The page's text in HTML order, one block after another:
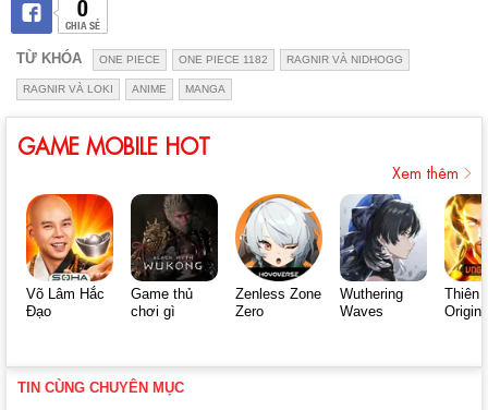
0
CHIA SẺ
TỪ KHÓA ONE PIECE ONE PIECE 1182 RAGNIR VÀ NIDHOGG
RAGNIR VÀ LOKI ANIME MANGA
GAME MOBILE HOT
Xem thêm
Võ Lâm Hắc
Đạo
Game thủ
chơi gì
Zenless Zone
Zero
Wuthering
Waves
Thiên
Origin
TIN CÙNG CHUYÊN MỤC